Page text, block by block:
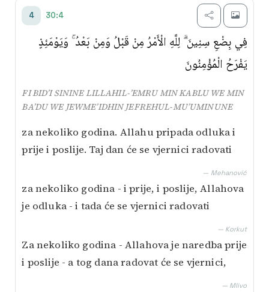
4 30:4
فِي بِضْعِ سِنِينَ ۗ لِلَّهِ الْأَمْرُ مِنْ قَبْلُ وَمِنْ بَعْدُ ۚ وَيَوْمَئِذٍ
يَفْرَحُ الْمُؤْمِنُونَ
FI BID’I SININE LILLAHIL-’EMRU MIN KABLU WE MIN
BA’DU WE JEWME’IDHIN JEFREHUL-MU’UMINUNE
za nekoliko godina. Allahu pripada odluka i
prije i poslije. Taj dan će se vjernici radovati
— Mehanović
za nekoliko godina - i prije, i poslije, Allahova
je odluka - i tada će se vjernici radovati
— Korkut
Za nekoliko godina - Allahova je naredba prije
i poslije - a tog dana radovat će se vjernici,
— Mlivo